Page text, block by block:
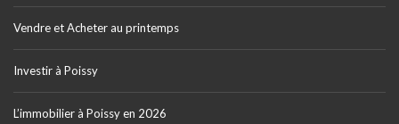
Vendre et Acheter au printemps
Investir à Poissy
L’immobilier à Poissy en 2026